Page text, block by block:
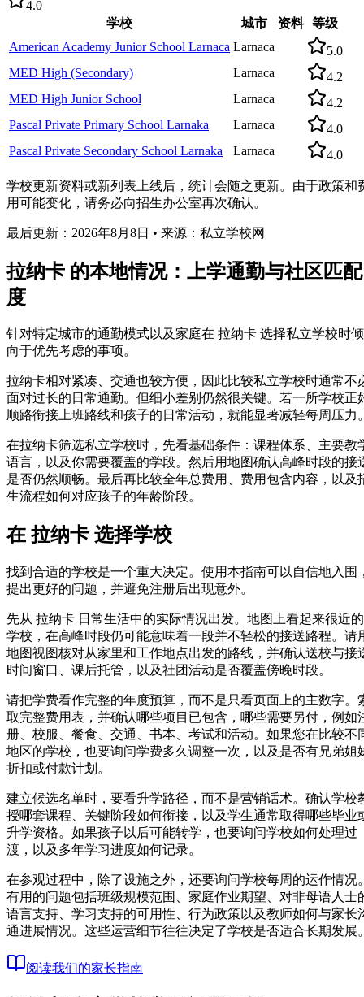
4.0
学校
城市 资料 等级
American Academy Junior School Larnaca Larnaca
5.0
MED High (Secondary)
Larnaca
4.2
MED High Junior School
Larnaca
4.2
Pascal Private Primary School Larnaka
Larnaca
4.0
Pascal Private Secondary School Larnaka
Larnaca 4.0
学校更新资料或新列表上线后，统计会随之更新。由于政策和
用可能变化，请务必向招生办公室再次确认。
最后更新：2026年8月8日 • 来源：私立学校网
拉纳卡 的本地情况：上学通勤与社区匹配
度
针对特定城市的通勤模式以及家庭在 拉纳卡 选择私立学校时倾
向于优先考虑的事项。
拉纳卡相对紧凑、交通也较方便，因此比较私立学校时通常不
面对过长的日常通勤。但细小差别仍然很关键。若一所学校正
顺路衔接上班路线和孩子的日常活动，就能显著减轻每周压力
在拉纳卡筛选私立学校时，先看基础条件：课程体系、主要教
语言，以及你需要覆盖的学段。然后用地图确认高峰时段的接
是否仍然顺畅。最后再比较全年总费用、费用包含内容，以及
生流程如何对应孩子的年龄阶段。
在 拉纳卡 选择学校
找到合适的学校是一个重大决定。使用本指南可以自信地入围
提出更好的问题，并避免注册后出现意外。
先从 拉纳卡 日常生活中的实际情况出发。地图上看起来很近的
学校，在高峰时段仍可能意味着一段并不轻松的接送路程。请
地图视图核对从家里和工作地点出发的路线，并确认送校与接
时间窗口、课后托管，以及社团活动是否覆盖傍晚时段。
请把学费看作完整的年度预算，而不是只看页面上的主数字。
取完整费用表，并确认哪些项目已包含，哪些需要另付，例如
册、校服、餐食、交通、书本、考试和活动。如果您在比较不
地区的学校，也要询问学费多久调整一次，以及是否有兄弟姐
折扣或付款计划。
建立候选名单时，要看升学路径，而不是营销话术。确认学校
授哪套课程、关键阶段如何衔接，以及学生通常取得哪些毕业
升学资格。如果孩子以后可能转学，也要询问学校如何处理过
渡，以及多年学习进度如何记录。
在参观过程中，除了设施之外，还要询问学校每周的运作情况
有用的问题包括班级规模范围、家庭作业期望、对非母语人士
语言支持、学习支持的可用性、行为政策以及教师如何与家长
通进展情况。这些运营细节往往决定了学校是否适合长期发展
阅读我们的家长指南